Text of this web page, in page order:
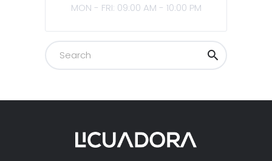
MON - FRI: 09:00 AM - 10:00 PM